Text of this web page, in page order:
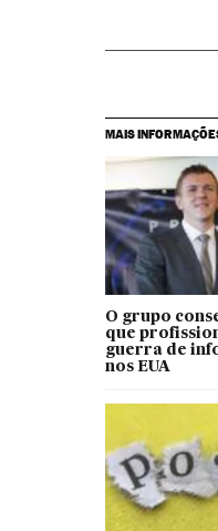
MAIS
O grupo
que
guerra de
nos EUA